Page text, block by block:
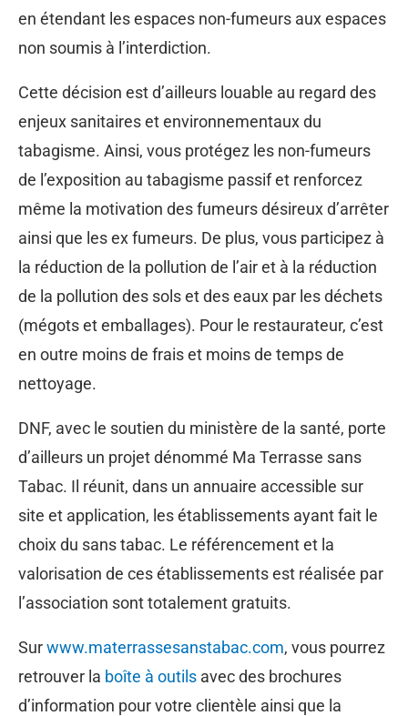
en étendant les espaces non-fumeurs aux espaces
non soumis à l’interdiction.
Cette décision est d’ailleurs louable au regard des
enjeux sanitaires et environnementaux du
tabagisme. Ainsi, vous protégez les non-fumeurs
de l’exposition au tabagisme passif et renforcez
même la motivation des fumeurs désireux d’arrêter
ainsi que les ex fumeurs. De plus, vous participez à
la réduction de la pollution de l’air et à la réduction
de la pollution des sols et des eaux par les déchets
(mégots et emballages). Pour le restaurateur, c’est
en outre moins de frais et moins de temps de
nettoyage.
DNF, avec le soutien du ministère de la santé, porte
d’ailleurs un projet dénommé Ma Terrasse sans
Tabac. Il réunit, dans un annuaire accessible sur
site et application, les établissements ayant fait le
choix du sans tabac. Le référencement et la
valorisation de ces établissements est réalisée par
l’association sont totalement gratuits.
Surwww.materrassesanstabac.com, vous pourrez
retrouver la boîte à outils avec des brochures
d’information pour votre clientèle ainsi que la